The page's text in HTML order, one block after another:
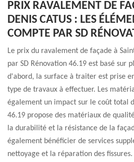
PRIX RAVALEMENT DE
DENIS CATUS : LES
COMPTE PAR SD
Le prix du ravalement de façade à
par SD Rénovation 46.19 est basé sur
d'abord, la surface à traiter est prise
type de travaux à effectuer. Les
également un impact sur le coût total
46.19 propose des matériaux de
la durabilité et la résistance de la
également bénéficier de services
nettoyage et la réparation des fissures.